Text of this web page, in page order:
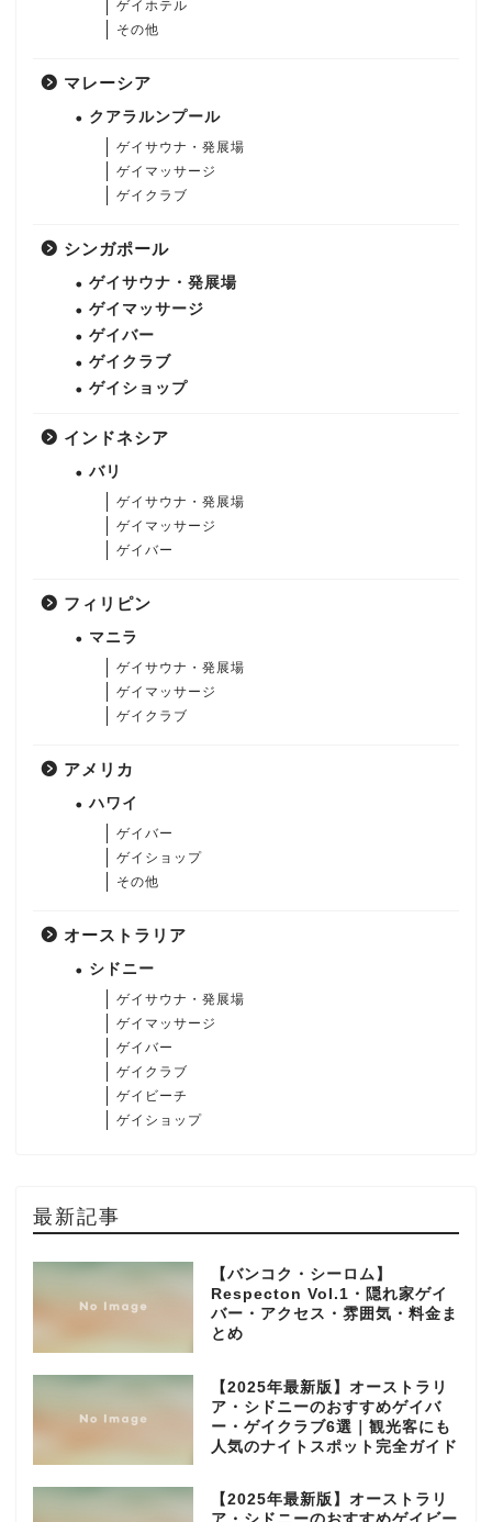
ゲイホテル
その他
マレーシア
クアラルンプール
ゲイサウナ・発展場
ゲイマッサージ
ゲイクラブ
シンガポール
ゲイサウナ・発展場
ゲイマッサージ
ゲイバー
ゲイクラブ
ゲイショップ
インドネシア
バリ
ゲイサウナ・発展場
ゲイマッサージ
ゲイバー
フィリピン
マニラ
ゲイサウナ・発展場
ゲイマッサージ
ゲイクラブ
アメリカ
ハワイ
ゲイバー
ゲイショップ
その他
オーストラリア
シドニー
ゲイサウナ・発展場
ゲイマッサージ
ゲイバー
ゲイクラブ
ゲイビーチ
ゲイショップ
最新記事
【バンコク・シーロム】
Respecton Vol.1・隠れ家ゲイ
バー・アクセス・雰囲気・料金ま
とめ
【2025年最新版】オーストラリ
ア・シドニーのおすすめゲイバ
ー・ゲイクラブ6選｜観光客にも
人気のナイトスポット完全ガイド
【2025年最新版】オーストラリ